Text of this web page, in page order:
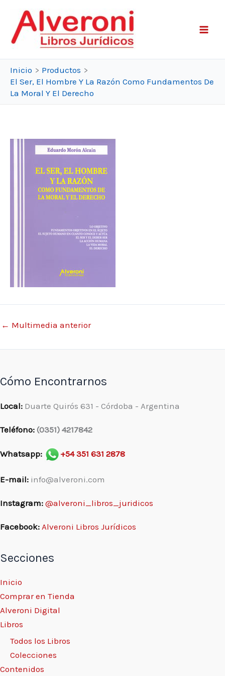
contenido
Inicio
Productos
El Ser, El Hombre Y La Razón Como Fundamentos De
La Moral Y El Derecho
← Multimedia anterior
Cómo Encontrarnos
Local: Duarte Quirós 631 - Córdoba - Argentina
Teléfono: (0351) 4217842
Whatsapp: +54 351 631 2878
E-mail: info@alveroni.com
Instagram: @alveroni_libros_juridicos
Facebook: Alveroni Libros Jurídicos
Secciones
Inicio
Comprar en Tienda
Alveroni Digital
Libros
Todos los Libros
Colecciones
Contenidos